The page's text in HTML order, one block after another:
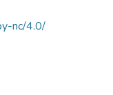
nc/4.0/